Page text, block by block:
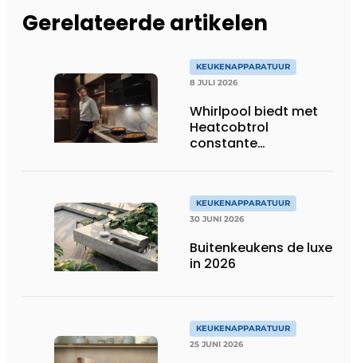
Gerelateerde artikelen
KEUKENAPPARATUUR
8 JULI 2026
Whirlpool biedt met
Heatcobtrol
constante
KEUKENAPPARATUUR
30 JUNI 2026
Buitenkeukens de luxe
in 2026
KEUKENAPPARATUUR
25 JUNI 2026